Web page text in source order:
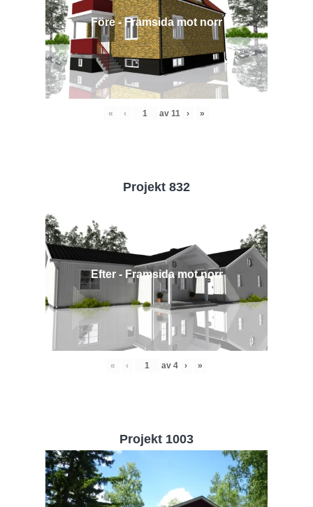
Före - Framsida mot norr
« ‹ av 11 › »
Projekt 832
Efter - Framsida mot norr
« ‹ av 4 › »
Projekt 1003